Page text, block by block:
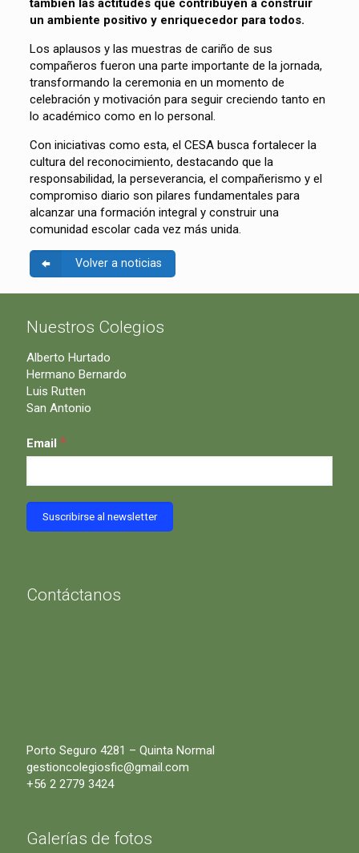
también las actitudes que contribuyen a construir
un ambiente positivo y enriquecedor para todos.
Los aplausos y las muestras de cariño de sus
compañeros fueron una parte importante de la jornada,
transformando la ceremonia en un momento de
celebración y motivación para seguir creciendo tanto en
lo académico como en lo personal.
Con iniciativas como esta, el CESA busca fortalecer la
cultura del reconocimiento, destacando que la
responsabilidad, la perseverancia, el compañerismo y el
compromiso diario son pilares fundamentales para
alcanzar una formación integral y construir una
comunidad escolar cada vez más unida.
Volver a noticias
Nuestros Colegios
Alberto Hurtado
Hermano Bernardo
Luis Rutten
San Antonio
Email *
Contáctanos
Porto Seguro 4281 – Quinta Normal
gestioncolegiosfic@gmail.com
+56 2 2779 3424
Galerías de fotos